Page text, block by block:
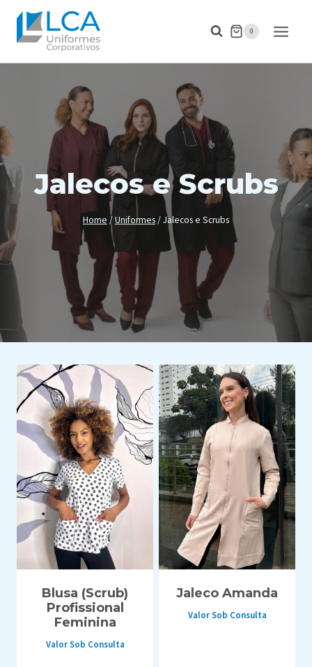
Pular
0
Jalecos e Scrubs
Home /Uniformes/Jalecos e Scrubs
Blusa (Scrub)
Profissional
Feminina
Valor Sob Consulta
Jaleco Amanda
Valor Sob Consulta